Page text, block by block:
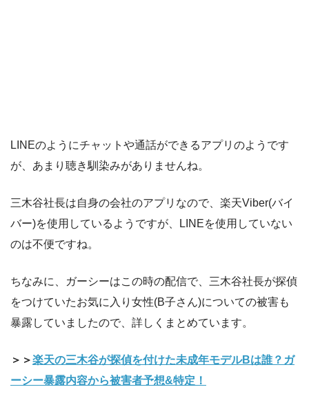
LINEのようにチャットや通話ができるアプリのようです
が、あまり聴き馴染みがありませんね。
三木谷社長は自身の会社のアプリなので、楽天Viber(バイ
バー)を使用しているようですが、LINEを使用していない
のは不便ですね。
ちなみに、ガーシーはこの時の配信で、三木谷社長が探偵
をつけていたお気に入り女性(B子さん)についての被害も
暴露していましたので、詳しくまとめています。
＞＞楽天の三木谷が探偵を付けた未成年モデルBは誰？ガ
ーシー暴露内容から被害者予想&特定！